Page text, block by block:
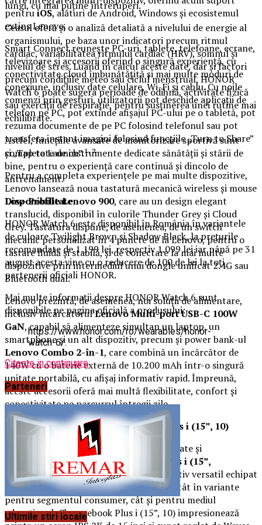
pentruiOS, alături de Android, Windows și ecosistemul
extins Lenovo.
Smart Connect reunește PC-uri, tablete, telefoane, ecrane,
televizoare și accesorii oferind o singură experiență, cu
conectivitate cloud îmbunătățită și mai multe moduri de
conexiune, inclusiv date celulare, Wi-Fi și cablu. Cu noile
comenzi prin gesturi, utilizatorii pot deschide aplicații de
telefon pe PC, pot extinde afișajul PC-ului pe o tabletă, pot
rezuma documente de pe PC folosind telefonul sau pot
transfera instant imagini folosind funcțiile „Turn to Share”
și „Tap to Launch”.¹,²
Pentru a completa experiențele pe mai multe dispozitive,
Lenovo lansează noua tastatură mecanică wireless și mouse
Low-Profile Lenovo 900, care au un design elegant
translucid, disponibil în culorile Thunder Grey și Cloud
Grey. Tastatura dispune, de asemenea, de un switch
mecanic personalizat în 4 puncte de la Lenovo, pentru o
tastare fluidă și stabilă, și de conectare la mai multe
dispozitive prin intermediul unui dongle unificat 2.4G sau
Bluetooth dual.
Lenovo prezintă, de asemenea, noi soluții de alimentare,
inclusiv încărcătorulLenovo Multi-port USB-C 100W
GaN, capabil să alimenteze simultan un laptop, un
smartphone și un alt dispozitiv, precum și power bank-ul
Lenovo Combo 2-în-1, care combină un încărcător de
140W cu o baterie externă de 10.200 mAh într-o singură
unitate portabilă, cu afișaj informativ rapid. Împreună,
aceste accesorii oferă mai multă flexibilitate, confort și
conectivitate pe parcursul întregii zile.
Ușor de transportat – Chromebook Plus i (15”, 10)
O nouă opțiune ideală pentru productivitate și
divertisment, Lenovo Chromebook Plus i (15”,
10)
adaugă funcții Google AI unui dispozitiv versatil echipat
cu un procesor Intel Core i3. Disponibil atât în variante
pentru segmentul consumer, cât și pentru mediul
educațional, Chromebook Plus i (15”, 10) impresionează
lungi, cu mai puține întreruperi.
Ceasul oferă și o analiză detaliată a nivelului de energie al
organismului, pe baza unor indicatori precum ritmul
cardiac, variabilitatea ritmului cardiac (HRV), somnul și
nivelul de stres. Luând în calcul aceste date, dar și factori
precum condițiile meteo sau ciclul menstrual, HONOR
Watch 6 poate sugera perioade de odihnă, activitate fizică
sau exerciții de respirație, pentru susținerea unei rutine mai
echilibrate.
Astfel, funcțiile avansate de monitorizare sportivă sunt
completate de instrumente dedicate sănătății și stării de
bine, pentru o experiență care continuă și dincolo de
antrenament.
Disponibilitate
HONOR Watch 6 este disponibil în România în variantele
de culoare Twilight Brown și Shadow Black, la prețurile
recomandate de 1.199 lei, respectiv 1.099 lei iar până pe 31
august acesta vine cu o reducere de 100 de lei la toți
partenerii oficiali HONOR.
Mai multe informații despre HONOR Watch 6 sunt
disponibile pe pagina oficială a produsului:
https://www.honor.com/ro/wearables/honor-
watch-6/.
Citeste in continuare
Parteneri
Ultimile stiri locale